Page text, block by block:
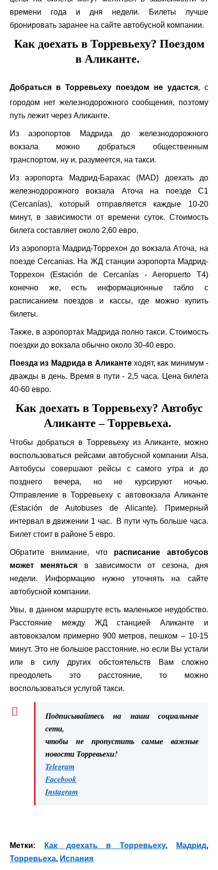
времени года и дня недели. Билеты лучше
бронировать заранее на сайте автобусной компании.
Как доехать в Торревьеху? Поездом
в Аликанте.
Добраться в Торревьеху поездом не удастся, с
городом нет железнодорожного сообщения, поэтому
путь лежит через Аликанте.
Из аэропортов Мадрида до железнодорожного
вокзала можно добраться общественным
транспортом, ну и, разумеется, на такси.
Из аэропорта Мадрид-Барахас (MAD) доехать до
железнодорожного вокзала Аточа на поезде C1
(Cercanías), который отправляется каждые 10-20
минут, в зависимости от времени суток. Стоимость
билета составляет около 2,60 евро.
Из аэропорта Мадрид-Торрехон до вокзала Аточа, на
поезде Cercanias. На ЖД станции аэропорта Мадрид-
Торрехон (Estación de Cercanías - Aeropuerto T4)
конечно же, есть информационные табло с
расписанием поездов и кассы, где можно купить
билеты.
Также, в аэропортах Мадрида полно такси. Стоимость
поездки до вокзала обычно около 30-40 евро.
Поезда из Мадрида в Аликантеходят, как минимум -
дважды в день. Время в пути - 2,5 часа. Цена билета
40-60 евро.
Как доехать в Торревьеху? Автобус
Аликанте – Торревьеха.
Чтобы добраться в Торревьеху из Аликанте, можно
воспользоваться рейсами автобусной компании Alsa.
Автобусы совершают рейсы с самого утра и до
позднего вечера, но не курсируют ночью.
Отправление в Торревьеху с автовокзала Аликанте
(Estación de Autobuses de Alicante). Примерный
интервал в движении 1 час. В пути чуть больше часа.
Билет стоит в районе 5 евро.
Обратите внимание, что расписание автобусов
может меняться в зависимости от сезона, дня
недели. Информацию нужно уточнять на сайте
автобусной компании.
Увы, в данном маршруте есть маленькое неудобство.
Расстояние между ЖД станцией Аликанте и
автовокзалом примерно 900 метров, пешком – 10-15
минут. Это не большое расстояние, но если Вы устали
или в силу других обстоятельств Вам сложно
преодолеть это расстояние, то можно
воспользоваться услугой такси.
Подписывайтесь на наши социальные
сети,
чтобы не пропустить самые важные
новости Торревьехи!
Telegram
Facebook
Instagram
Метки: Как доехать в Торревьеху, Мадрид,
Торревьеха, Испания